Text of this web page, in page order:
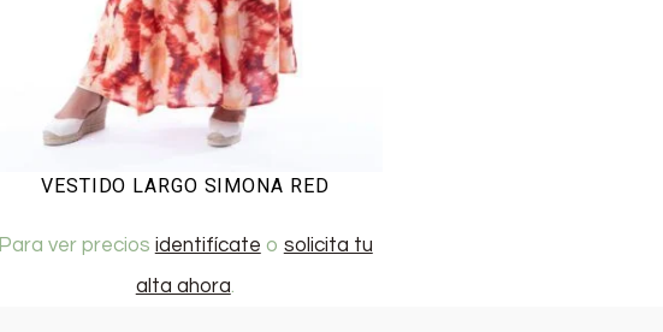
VESTIDO LARGO SIMONA RED
Para ver precios identifícate o solicita tu
alta ahora.